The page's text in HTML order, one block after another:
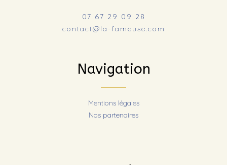
07 67 29 09 28
contact@la-fameuse.com
Navigation
Mentions légales
Nos partenaires